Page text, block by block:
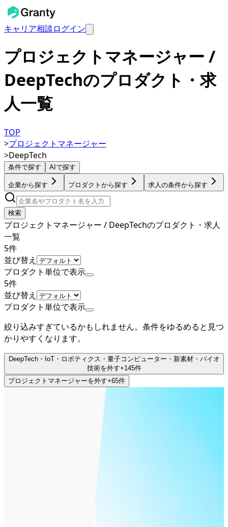
キャリア相談ログイン
プロジェクトマネージャー /
DeepTechのプロダクト・求
人一覧
TOP
>プロジェクトマネージャー
>DeepTech
条件で探す AIで探す
企業から探す プロダクトから探す 求人の条件から探す
検索
プロジェクトマネージャー / DeepTechのプロダクト・求人
一覧
5件
並び替え
プロダクト単位で表示
5件
並び替え
プロダクト単位で表示
絞り込みすぎているかもしれません。条件をゆるめると見つ
かりやすくなります。
DeepTech・IoT・ロボティクス・量子コンピューター・新素材・バイオ
技術を外す+145件
プロジェクトマネージャーを外す+65件
株式会社ギフティ